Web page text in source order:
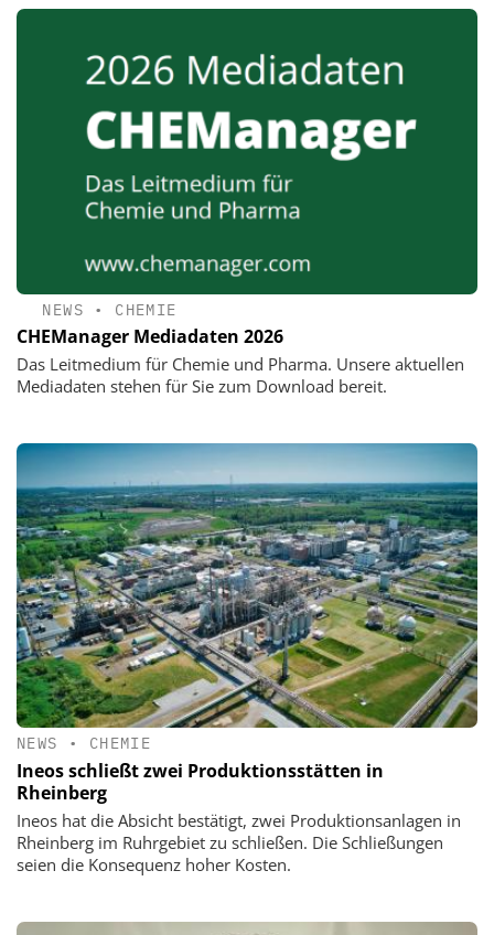
NEWS • CHEMIE
CHEManager Mediadaten 2026
Das Leitmedium für Chemie und Pharma. Unsere aktuellen
Mediadaten stehen für Sie zum Download bereit.
NEWS • CHEMIE
Ineos schließt zwei Produktionsstätten in
Rheinberg
Ineos hat die Absicht bestätigt, zwei Produktionsanlagen in
Rheinberg im Ruhrgebiet zu schließen. Die Schließungen
seien die Konsequenz hoher Kosten.